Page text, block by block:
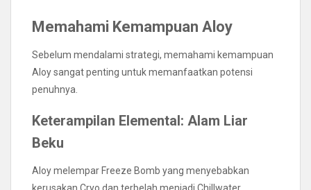
Memahami Kemampuan Aloy
Sebelum mendalami strategi, memahami kemampuan
Aloy sangat penting untuk memanfaatkan potensi
penuhnya.
Keterampilan Elemental: Alam Liar
Beku
Aloy melempar Freeze Bomb yang menyebabkan
kerusakan Cryo dan terbelah menjadi Chillwater